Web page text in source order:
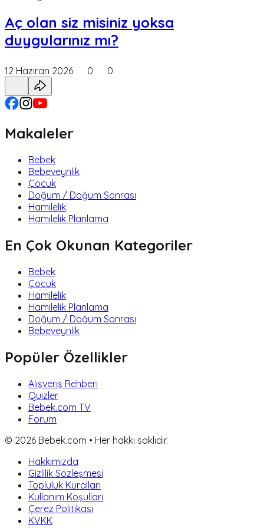
Aç olan siz misiniz yoksa
duygularınız mı?
12 Haziran 2026 0 0
Makaleler
Bebek
Bebeveynlik
Çocuk
Doğum / Doğum Sonrası
Hamilelik
Hamilelik Planlama
En Çok Okunan Kategoriler
Bebek
Çocuk
Hamilelik
Hamilelik Planlama
Doğum / Doğum Sonrası
Bebeveynlik
Popüler Özellikler
Alışveriş Rehberi
Quizler
Bebek.com TV
Forum
© 2026 Bebek.com • Her hakkı saklıdır.
Hakkımızda
Gizlilik Sözleşmesi
Topluluk Kuralları
Kullanım Koşulları
Çerez Politikası
KVKK